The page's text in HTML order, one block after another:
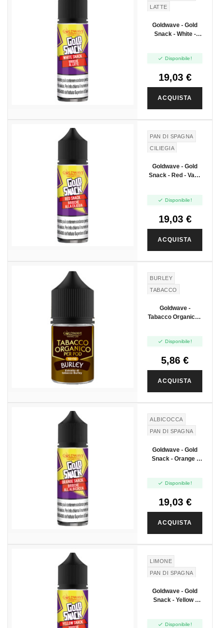
LATTE
Goldwave - Gold
Snack - White -
 Disponibile!
19,03 €
ACQUISTA
PAN DI SPAGNA
CILIEGIA
Goldwave - Gold
Snack - Red - Vape
 Disponibile!
19,03 €
ACQUISTA
BURLEY
TABACCO
Goldwave -
Tabacco Organico -
 Disponibile!
5,86 €
ACQUISTA
ALBICOCCA
PAN DI SPAGNA
Goldwave - Gold
Snack - Orange -
 Disponibile!
19,03 €
ACQUISTA
LIMONE
PAN DI SPAGNA
Goldwave - Gold
Snack - Yellow -
 Disponibile!